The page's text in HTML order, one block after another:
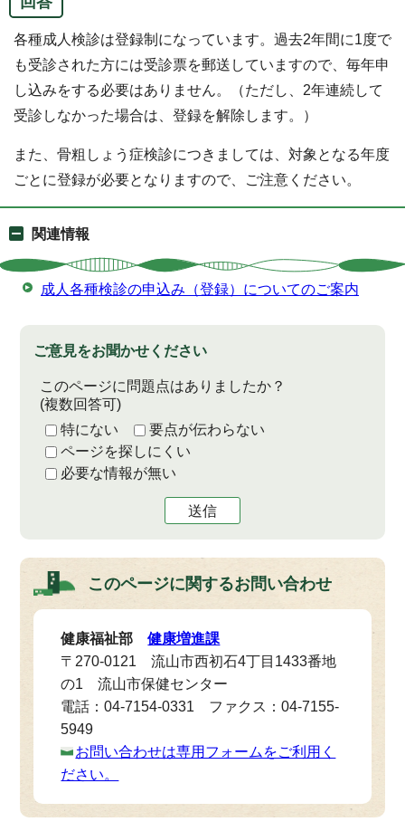
各種成人検診は登録制になっています。過去2年間に1度で
も受診された方には受診票を郵送していますので、毎年申
し込みをする必要はありません。（ただし、2年連続して
受診しなかった場合は、登録を解除します。）
また、骨粗しょう症検診につきましては、対象となる年度
ごとに登録が必要となりますので、ご注意ください。
関連情報
成人各種検診の申込み（登録）についてのご案内
ご意見をお聞かせください
このページに問題点はありましたか？
(複数回答可)
特にない
要点が伝わらない
ページを探しにくい
必要な情報が無い
送信
このページに関するお問い合わせ
健康福祉部健康増進課
〒270-0121 流山市西初石4丁目1433番地
の1 流山市保健センター
電話：04-7154-0331 ファクス：04-7155-
5949
お問い合わせは専用フォームをご利用く
ださい。